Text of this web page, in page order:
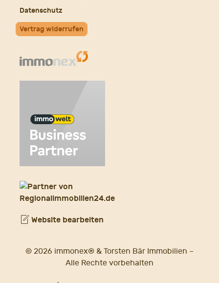
Datenschutz
Vertrag widerrufen
Website bearbeiten
© 2026 immonex® & Torsten Bär Immobilien –
Alle Rechte vorbehalten